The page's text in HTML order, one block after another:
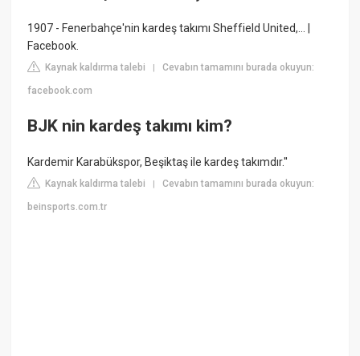
1907 - Fenerbahçe'nin kardeş takımı Sheffield United,... |
Facebook.
Kaynak kaldırma talebi |Cevabın tamamını burada okuyun:
facebook.com
BJK nin kardeş takımı kim?
Kardemir Karabükspor, Beşiktaş ile kardeş takımdır.''
Kaynak kaldırma talebi |Cevabın tamamını burada okuyun:
beinsports.com.tr